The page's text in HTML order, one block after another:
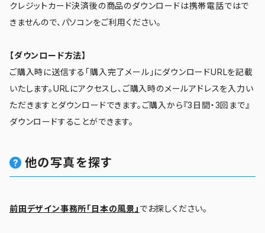
クレジットカード決済後の商品のダウンロードは携帯電話ではで
きませんので、パソコンをご利用ください。
【ダウンロード方法】
ご購入時に送信する「購入完了メール」にダウンロードURLを記載
いたします。URLにアクセスし、ご購入時のメールアドレスを入力い
ただきますとダウンロードできます。ご購入から『3日間・3回まで』
ダウンロードすることができます。
他の写真を探す
前田デザイン事務所「日本の風景」 でお探しください。